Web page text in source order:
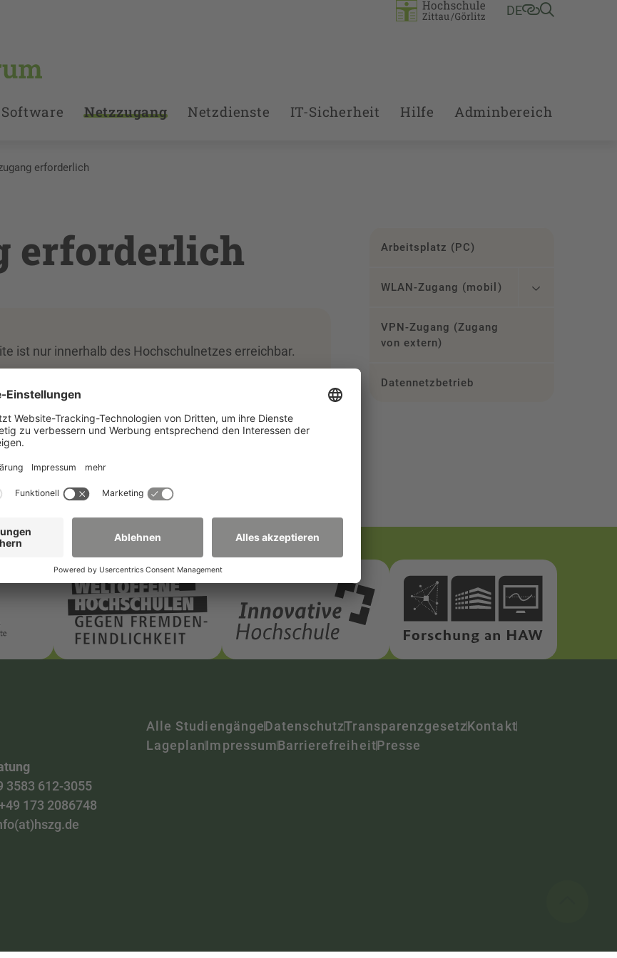
DE
Netzzugang Netzdienste IT-Sicherheit Hilfe Adminbereich
erforderlich
erforderlich
ist nur innerhalb des Hochschulnetzes erreichbar.
Arbeitsplatz (PC)
WLAN-Zugang (mobil)
VPN-Zugang (Zugang
von extern)
Datennetzbetrieb
und Zertifizierungen
3583 612-3055
173 2086748
Alle StudiengängeDatenschutzTransparenzgesetzKontakt
LageplanImpressumBarrierefreiheitPresse